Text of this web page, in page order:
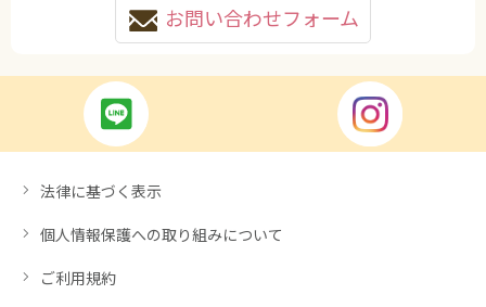
お問い合わせフォーム
法律に基づく表示
個人情報保護への取り組みについて
ご利用規約